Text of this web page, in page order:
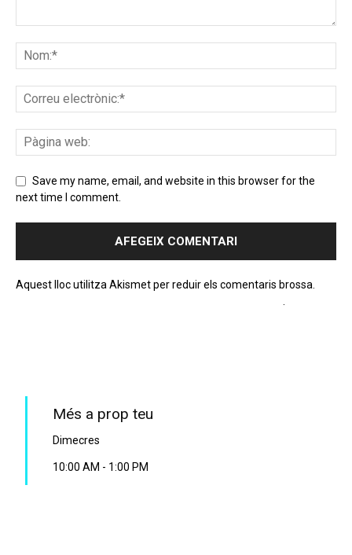
Save my name, email, and website in this browser for the
next time I comment.
Aquest lloc utilitza Akismet per reduir els comentaris brossa.
.
Més a prop teu
Dimecres
10:00 AM - 1:00 PM